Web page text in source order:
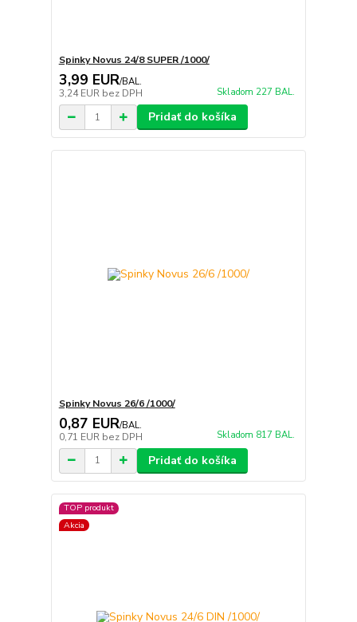
Spinky Novus 24/8 SUPER /1000/
3,99 EUR/BAL.
3,24 EUR bez DPH Skladom 227 BAL.
Pridať do košíka
Spinky Novus 26/6 /1000/
0,87 EUR/BAL.
0,71 EUR bez DPH Skladom 817 BAL.
Pridať do košíka
TOP produkt
Akcia